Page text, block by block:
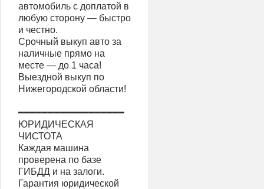
автомобиль с доплатой в
любую сторону — быстро
и честно.
Срочный выкуп авто за
наличные прямо на
месте — до 1 часа!
Выездной выкуп по
Нижегородской области!
━━━━━━━━━━━━━━━━━━
ЮРИДИЧЕСКАЯ
ЧИСТОТА
Каждая машина
проверена по базе
ГИБДД и на залоги.
Гарантия юридической